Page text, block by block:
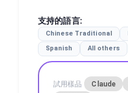
支持的語言:
Chinese Traditional
Spanish
All others
試用樣品 Claude